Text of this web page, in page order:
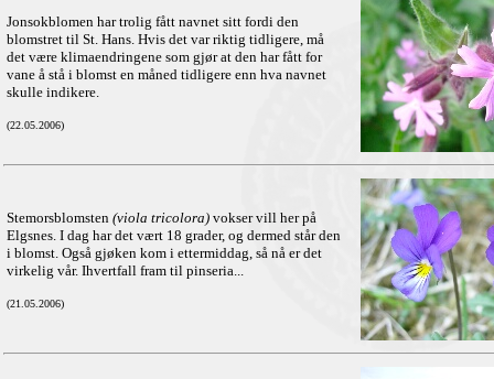
Jonsokblomen har trolig fått navnet sitt fordi den
blomstret til St. Hans. Hvis det var riktig tidligere, må
det være klimaendringene som gjør at den har fått for
vane å stå i blomst en måned tidligere enn hva navnet
skulle indikere.
(22.05.2006)
Stemorsblomsten (viola tricolora) vokser vill her på
Elgsnes. I dag har det vært 18 grader, og dermed står den
i blomst. Også gjøken kom i ettermiddag, så nå er det
virkelig vår. Ihvertfall fram til pinseria...
(21.05.2006)